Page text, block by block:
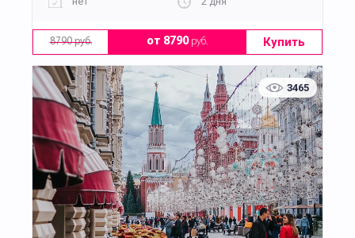
8790 руб. от 8790руб. Купить
3465